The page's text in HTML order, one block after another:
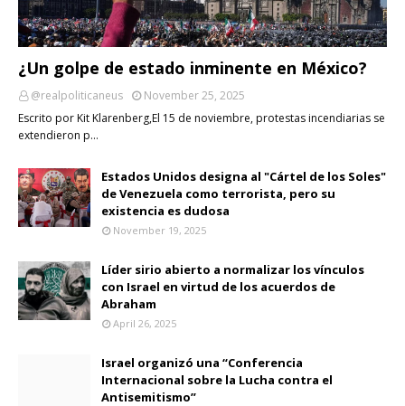
¿Un golpe de estado inminente en México?
@realpoliticaneus
November 25, 2025
Escrito por Kit Klarenberg,El 15 de noviembre, protestas incendiarias se
extendieron p…
Estados Unidos designa al "Cártel de los Soles"
de Venezuela como terrorista, pero su
existencia es dudosa
November 19, 2025
Líder sirio abierto a normalizar los vínculos
con Israel en virtud de los acuerdos de
Abraham
April 26, 2025
Israel organizó una “Conferencia
Internacional sobre la Lucha contra el
Antisemitismo”